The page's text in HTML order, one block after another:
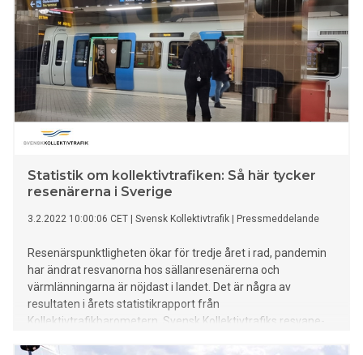
Statistik om kollektivtrafiken: Så här tycker
resenärerna i Sverige
3.2.2022 10:00:06 CET Svensk Kollektivtrafik Pressmeddelande
Resenärspunktligheten ökar för tredje året i rad, pandemin
har ändrat resvanorna hos sällanresenärerna och
värmlänningarna är nöjdast i landet. Det är några av
resultaten i årets statistikrapport från
Kollektivtrafikbarometern, Svensk Kollektivtrafiks resvane-